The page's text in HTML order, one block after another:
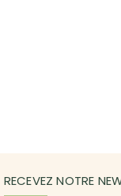
RECEVEZ NOTRE